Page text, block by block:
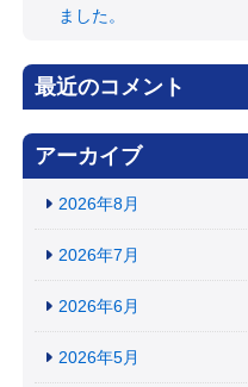
ました。
最近のコメント
アーカイブ
2026年8月
2026年7月
2026年6月
2026年5月